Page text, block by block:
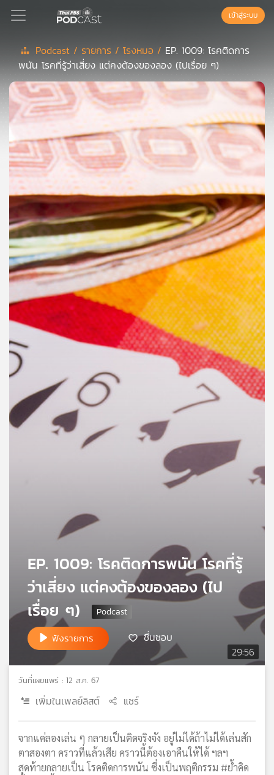
Podcast
เพล
ย์
ลิ
สต์
แนะนำ
เพล
ย์
ลิ
สต์
ของ
คุณ
เพลง
บทความ
ข่าว
และ
เครือ
พี
วิทยุ
เข้าสู่ระบบ
Podcast / รายการ /โรงหมอ / EP. 1009: โรคติดการ
พนัน โรคที่รู้ว่าเสี่ยง แต่คงต้องของลอง (ไปเรื่อย ๆ)
29:56
EP. 1009: โรคติดการพนัน โรคที่รู้
ว่าเสี่ยง แต่คงต้องของลอง (ไป
เรื่อย ๆ)
ฟังรายการ ชื่นชอบ
วันที่เผยแพร่ : 12 ส.ค. 67
เพิ่มในเพลย์ลิสต์ แชร์
จากแค่ลองเล่น ๆ กลายเป็นติดจริงจัง อยู่ไม่ได้ถ้าไม่ได้เล่นสัก
ตาสองตา คราวที่แล้วเสีย คราวนี้ต้องเอาคืนให้ได้ ฯลฯ
สุดท้ายกลายเป็น โรคติดการพนัน ซึ่งเป็นพฤติกรรม #ย้ำคิด